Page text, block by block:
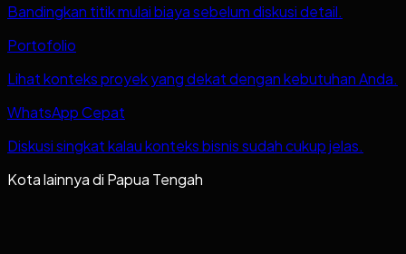
Bandingkan titik mulai biaya sebelum diskusi detail.
Portofolio
Lihat konteks proyek yang dekat dengan kebutuhan Anda.
WhatsApp Cepat
Diskusi singkat kalau konteks bisnis sudah cukup jelas.
Kota lainnya di Papua Tengah